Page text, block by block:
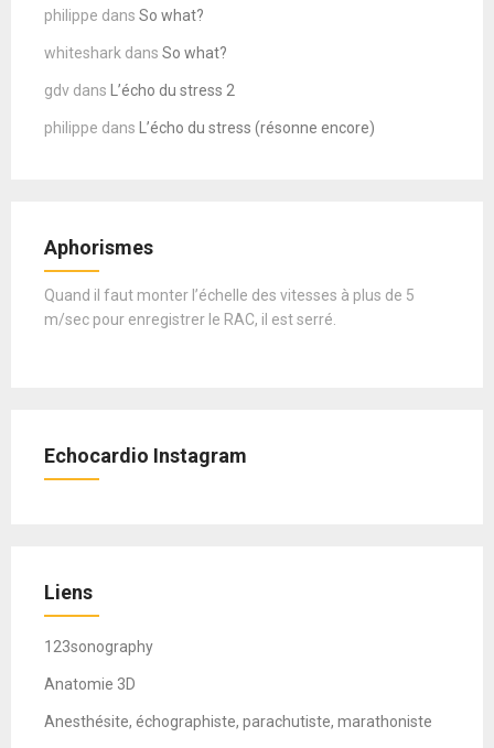
philippe dans So what?
whiteshark dans So what?
gdv dans L’écho du stress 2
philippe dans L’écho du stress (résonne encore)
Aphorismes
Quand il faut monter l’échelle des vitesses à plus de 5
m/sec pour enregistrer le RAC, il est serré.
Echocardio Instagram
Liens
123sonography
Anatomie 3D
Anesthésite, échographiste, parachutiste, marathoniste